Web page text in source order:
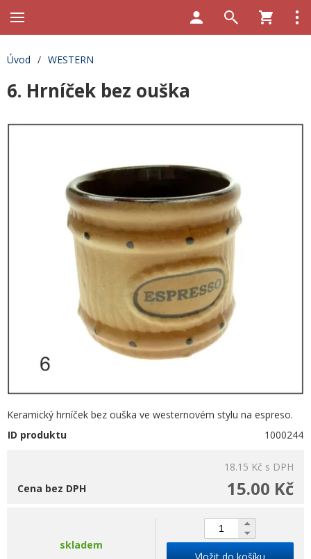
Úvod / WESTERN
6. Hrníček bez ouška
Keramický hrníček bez ouška ve westernovém stylu na espreso.
ID produktu
1000244
18.15 Kč s DPH
15.00 Kč
Cena bez DPH
skladem